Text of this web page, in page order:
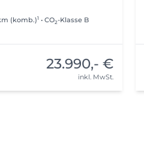
(komb.)1 • CO2-Klasse B
23.990,- €
inkl. MwSt.